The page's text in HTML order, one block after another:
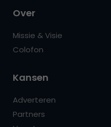
Over
Missie & Visie
Colofon
Kansen
Adverteren
Partners